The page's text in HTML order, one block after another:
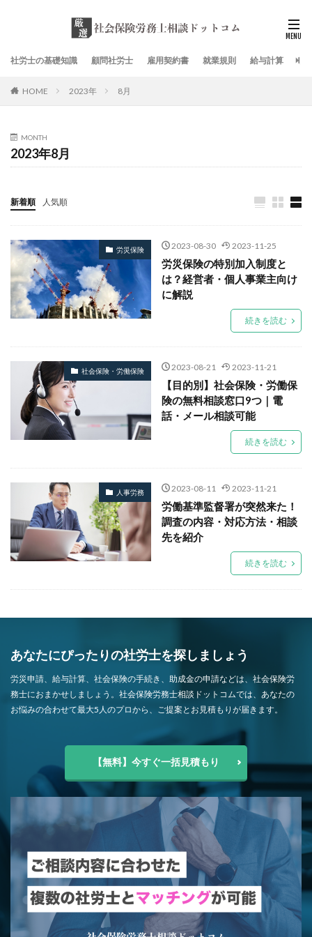
社労士の基礎知識 顧問社労士 雇用契約書 就業規則 給与計算 社
HOME 2023年 8月
MONTH
2023年8月
新着順 人気順
労災保険 2023-08-30 2023-11-25
労災保険の特別加入制度と
は？経営者・個人事業主向け
に解説
続きを読む
社会保険・労働保険 2023-08-21 2023-11-21
【目的別】社会保険・労働保
険の無料相談窓口9つ｜電
話・メール相談可能
続きを読む
人事労務 2023-08-11 2023-11-21
労働基準監督署が突然来た！
調査の内容・対応方法・相談
先を紹介
続きを読む
あなたにぴったりの社労士を探しましょう
労災申請、給与計算、社会保険の手続き、助成金の申請などは、社会保険労
務士におまかせしましょう。社会保険労務士相談ドットコムでは、あなたの
お悩みの合わせて最大5人のプロから、ご提案とお見積もりが届きます。
【無料】今すぐ一括見積もり